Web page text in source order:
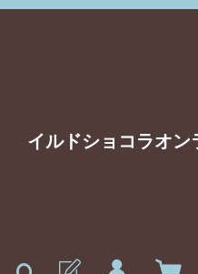
イルドショコラオン